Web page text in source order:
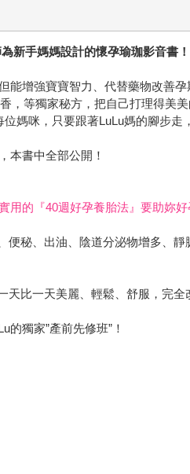
新手媽媽設計的懷孕瑜珈影音書！
能增強寶寶智力、代替藥物改善
，等獨家秘方，把自己打理得美
媽咪，只要跟著LuLu媽的腳步走
本書中全部公開！
用的『40週好孕養胎法』要助妳好
便秘、出油、陰道分泌物增多、
天比一天美麗、輕鬆、舒服，完
獨家”產前先修班”！